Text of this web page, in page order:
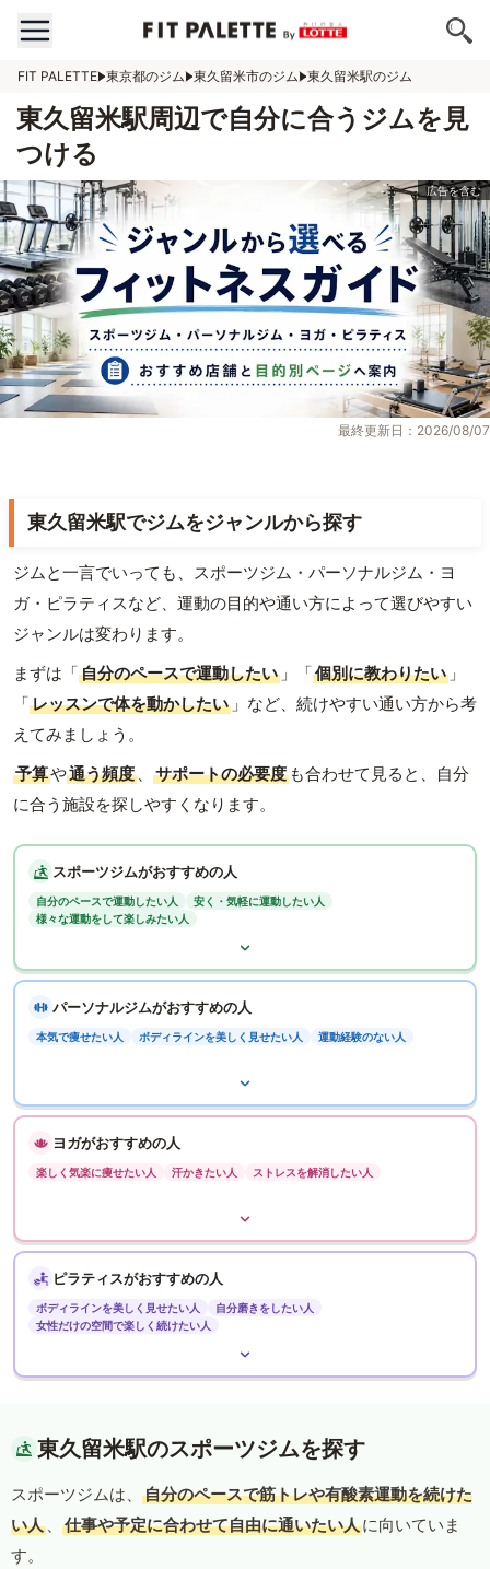
FIT PALETTE 東京都のジム 東久留米市のジム 東久留米駅のジム
東久留米駅周辺で自分に合うジムを見
つける
最終更新日：2026/08/07
東久留米駅でジムをジャンルから探す
ジムと一言でいっても、スポーツジム・パーソナルジム・ヨ
ガ・ピラティスなど、運動の目的や通い方によって選びやすい
ジャンルは変わります。
まずは「自分のペースで運動したい 」「個別に教わりたい 」
「レッスンで体を動かしたい 」など、続けやすい通い方から考
えてみましょう。
予算や通う頻度 、 サポートの必要度 も合わせて見ると、自分
に合う施設を探しやすくなります。
スポーツジムがおすすめの人
自分のペースで運動したい人
安く・気軽に運動したい人
様々な運動をして楽しみたい人
パーソナルジムがおすすめの人
本気で痩せたい人 ボディラインを美しく見せたい人 運動経験のない人
ヨガがおすすめの人
楽しく気楽に痩せたい人 汗かきたい人 ストレスを解消したい人
ピラティスがおすすめの人
ボディラインを美しく見せたい人
自分磨きをしたい人
女性だけの空間で楽しく続けたい人
東久留米駅のスポーツジムを探す
スポーツジムは、
自分のペースで筋トレや有酸素運動を続けた
い人 、 仕事や予定に合わせて自由に通いたい人に向いていま
す。